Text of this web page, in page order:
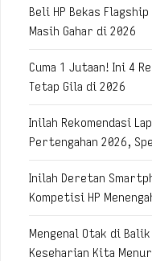
Beli HP Bekas
Masih Gahar di 2026
Cuma 1 Jutaan! Ini 4
Tetap Gila di 2026
Inilah Rekomendasi
Pertengahan 2026,
Inilah Deretan
Kompetisi HP
Mengenal Otak di
Keseharian Kita